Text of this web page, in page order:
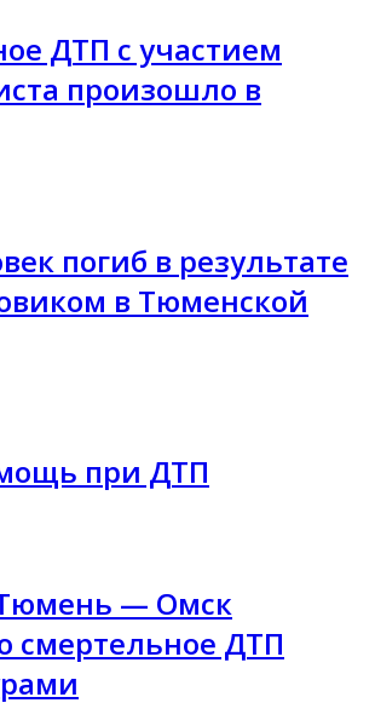
ДТП с участием
произошло в
погиб в результате
в Тюменской
при ДТП
Тюмень — Омск
смертельное ДТП